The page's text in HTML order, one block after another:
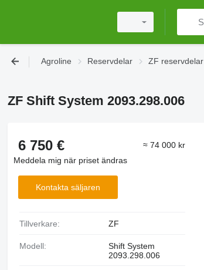
Agroline Reservdelar ZF reservdelar
ZF Shift System 2093.298.006
6 750 €
≈ 74 000 kr
Meddela mig när priset ändras
Kontakta säljaren
Tillverkare: ZF
Modell:
Shift System
2093.298.006